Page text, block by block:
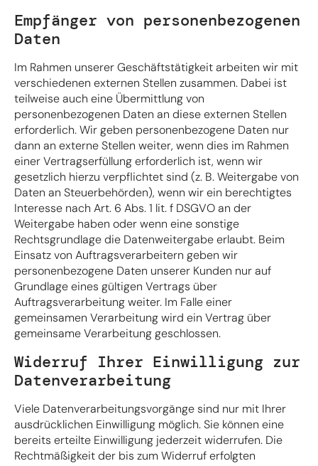
Empfänger von personenbezogenen
Daten
Im Rahmen unserer Geschäftstätigkeit arbeiten wir mit
verschiedenen externen Stellen zusammen. Dabei ist
teilweise auch eine Übermittlung von
personenbezogenen Daten an diese externen Stellen
erforderlich. Wir geben personenbezogene Daten nur
dann an externe Stellen weiter, wenn dies im Rahmen
einer Vertragserfüllung erforderlich ist, wenn wir
gesetzlich hierzu verpflichtet sind (z. B. Weitergabe von
Daten an Steuerbehörden), wenn wir ein berechtigtes
Interesse nach Art. 6 Abs. 1 lit. f DSGVO an der
Weitergabe haben oder wenn eine sonstige
Rechtsgrundlage die Datenweitergabe erlaubt. Beim
Einsatz von Auftragsverarbeitern geben wir
personenbezogene Daten unserer Kunden nur auf
Grundlage eines gültigen Vertrags über
Auftragsverarbeitung weiter. Im Falle einer
gemeinsamen Verarbeitung wird ein Vertrag über
gemeinsame Verarbeitung geschlossen.
Widerruf Ihrer Einwilligung zur
Datenverarbeitung
Viele Datenverarbeitungsvorgänge sind nur mit Ihrer
ausdrücklichen Einwilligung möglich. Sie können eine
bereits erteilte Einwilligung jederzeit widerrufen. Die
Rechtmäßigkeit der bis zum Widerruf erfolgten